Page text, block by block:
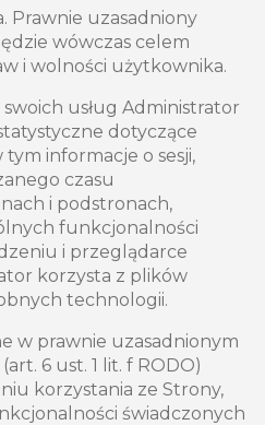
Prawnie uzasadniony
wówczas celem
i wolności użytkownika.
usług Administrator
dotyczące
tym informacje o sesji,
czasu
i podstronach,
funkcjonalności
i przeglądarce
korzysta z plików
technologii.
w prawnie uzasadnionym
6 ust. 1 lit. f RODO)
korzystania ze Strony,
świadczonych